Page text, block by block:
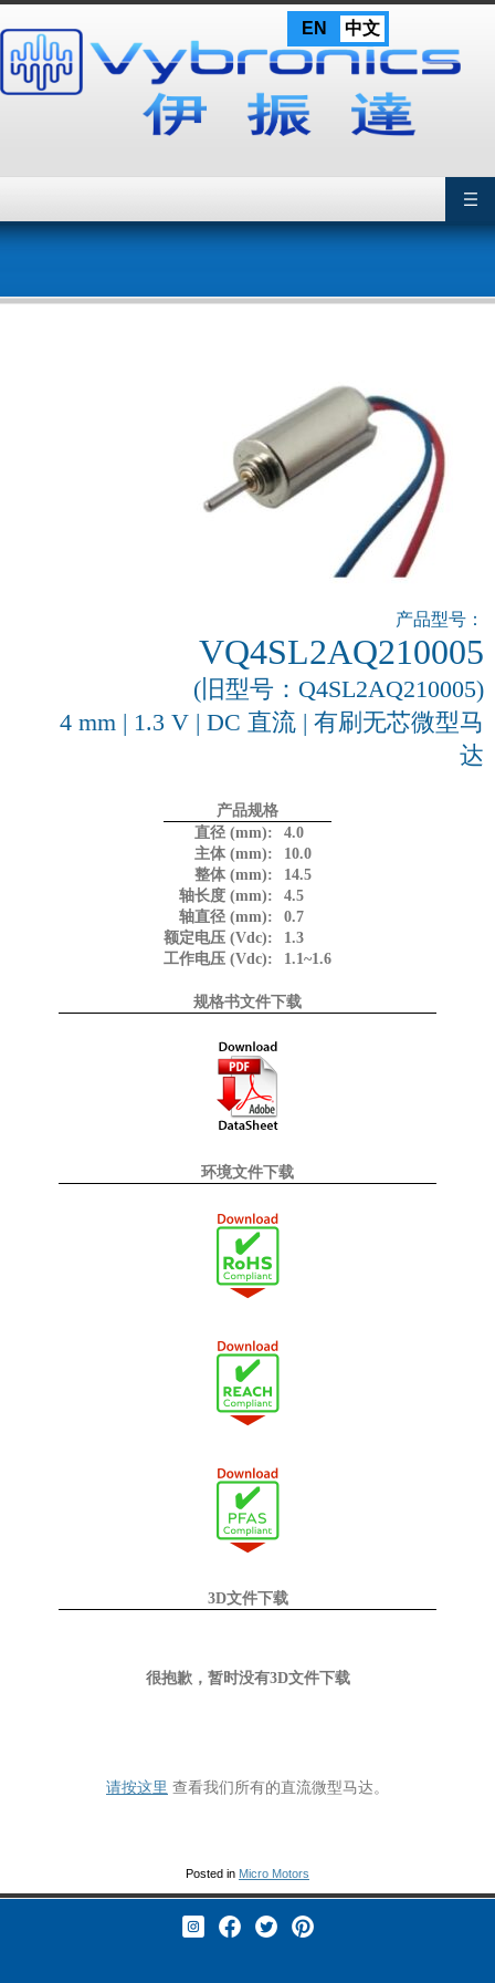
EN 中文
to
content
产品型号：
VQ4SL2AQ210005
(旧型号：Q4SL2AQ210005)
4 mm | 1.3 V | DC 直流 | 有刷无芯微型马
达
产品规格
直径 (mm):
4.0
主体 (mm):
10.0
整体 (mm):
14.5
轴长度 (mm):
4.5
轴直径 (mm):
0.7
额定电压 (Vdc):
1.3
工作电压 (Vdc):
1.1~1.6
规格书文件下载
环境文件下载
3D文件下载
很抱歉，暂时没有3D文件下载
请按这里 查看我们所有的直流微型马达。
Posted in Micro Motors